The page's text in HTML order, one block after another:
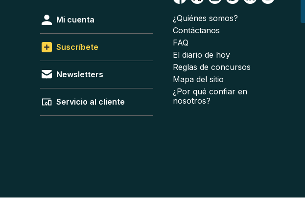
Mi cuenta
Suscríbete
Newsletters
Servicio al cliente
¿Quiénes somos?
Contáctanos
FAQ
El diario de hoy
Reglas de concursos
Mapa del sitio
¿Por qué confiar en
nosotros?